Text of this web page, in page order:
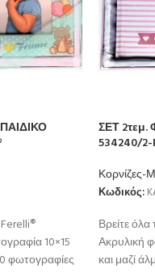
10×15
φωτογραφίες
ΣΕΤ
534240/2-
Κορνίζες-
Κωδικός:
Βρείτε
Ακρυλική
και μαζί